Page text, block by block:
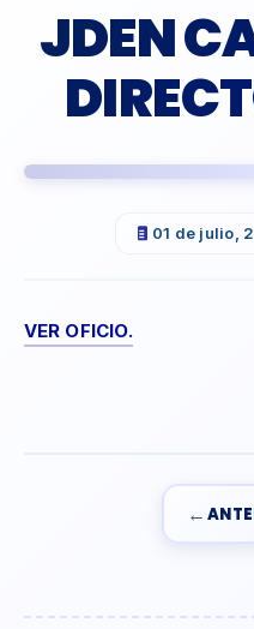
JDEN
01 de julio,
VER OFICIO.
←